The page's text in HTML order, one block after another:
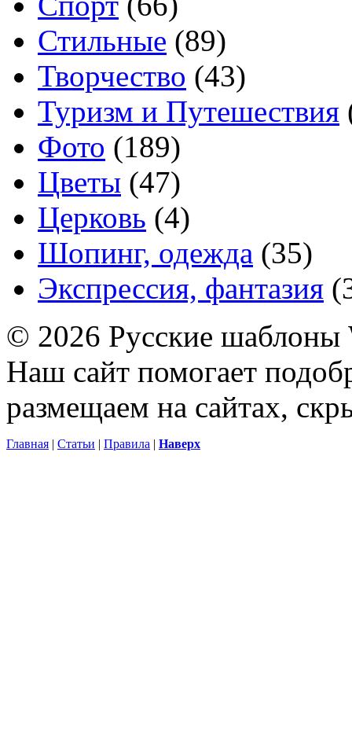
Стильные (89)
Творчество (43)
Туризм и Путешествия
Фото (189)
Цветы (47)
Церковь (4)
Шопинг, одежда (35)
Экспрессия, фантазия
© 2026 Русские шаблоны
Наш сайт помогает
размещаем на сайтах,
Главная | Статьи | Правила | Наверх